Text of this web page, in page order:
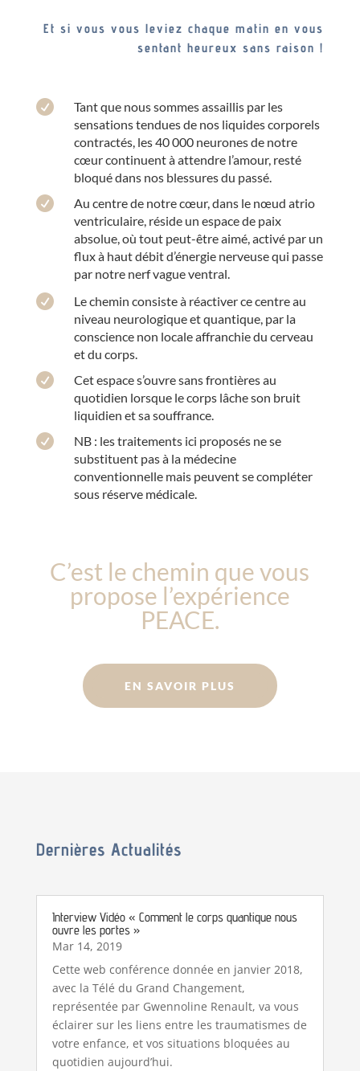
Et si vous vous leviez chaque matin en vous
sentant heureux sans raison !

Tant que nous sommes assaillis par les
sensations tendues de nos liquides corporels
contractés, les 40 000 neurones de notre
cœur continuent à attendre l’amour, resté
bloqué dans nos blessures du passé.

Au centre de notre cœur, dans le nœud atrio
ventriculaire, réside un espace de paix
absolue, où tout peut-être aimé, activé par un
flux à haut débit d’énergie nerveuse qui passe
par notre nerf vague ventral.

Le chemin consiste à réactiver ce centre au
niveau neurologique et quantique, par la
conscience non locale affranchie du cerveau
et du corps.

Cet espace s’ouvre sans frontières au
quotidien lorsque le corps lâche son bruit
liquidien et sa souffrance.

NB : les traitements ici proposés ne se
substituent pas à la médecine
conventionnelle mais peuvent se compléter
sous réserve médicale.
C’est le chemin que vous
propose l’expérience
PEACE.
EN SAVOIR PLUS
Dernières Actualités
Interview Vidéo « Comment le corps quantique nous
ouvre les portes »
Mar 14, 2019
Cette web conférence donnée en janvier 2018,
avec la Télé du Grand Changement,
représentée par Gwennoline Renault, va vous
éclairer sur les liens entre les traumatismes de
votre enfance, et vos situations bloquées au
quotidien aujourd’hui.